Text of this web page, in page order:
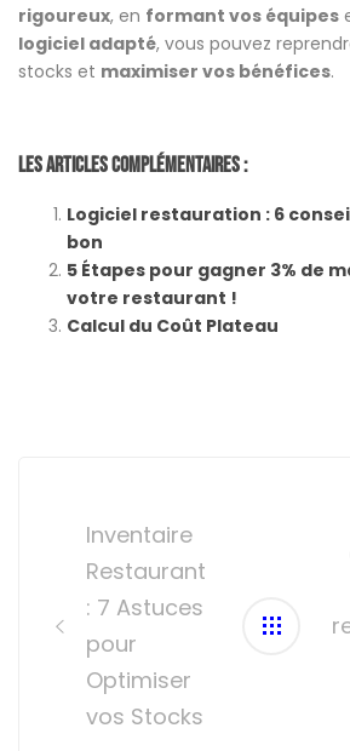
rigoureux, en formant vos équipes
logiciel adapté, vous pouvez
stocks et maximiser vos bénéfices.
Les Articles Complémentaires :
Logiciel restauration : 6
bon
5 Étapes pour gagner 3% de
votre restaurant !
Calcul du Coût Plateau
Inventaire
Restaurant
: 7 Astuces
pour
Optimiser
vos Stocks